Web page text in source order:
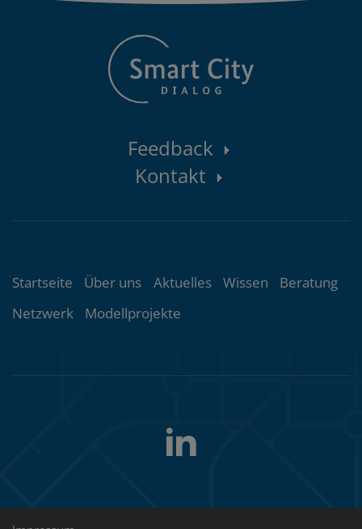
Kontaktbereich
Feedback
Kontakt
Themenübersicht
Startseite Über uns Aktuelles Wissen
Beratung
Netzwerk
Modellprojekte
Folgen
uns
LinkedIn